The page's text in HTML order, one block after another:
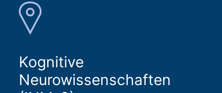
Kognitive
Neurowissenschaften